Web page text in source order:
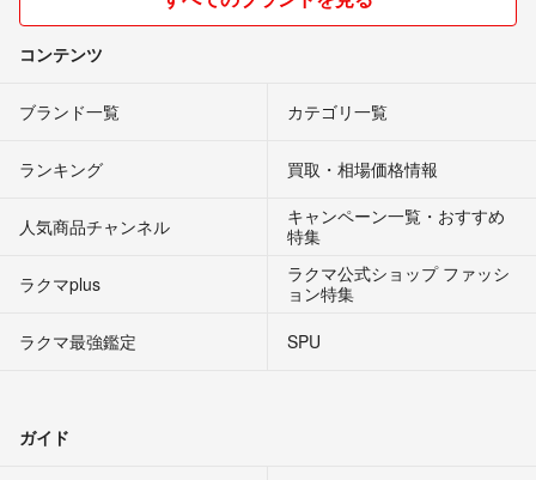
コンテンツ
ブランド一覧 カテゴリ一覧
ランキング 買取・相場価格情報
人気商品チャンネル
キャンペーン一覧・おすすめ
特集
ラクマplus
ラクマ公式ショップ ファッシ
ョン特集
ラクマ最強鑑定
SPU
ガイド